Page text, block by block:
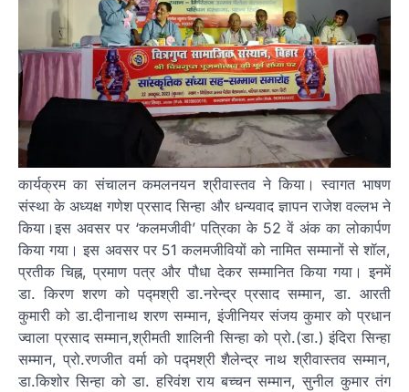
कार्यक्रम का संचालन कमलनयन श्रीवास्तव ने किया। स्वागत भाषण
संस्था के अध्यक्ष गणेश प्रसाद सिन्हा और धन्यवाद ज्ञापन राजेश वल्लभ ने
किया।इस अवसर पर ‘कलमजीवी’ पत्रिका के 52 वें अंक का लोकार्पण
किया गया। इस अवसर पर 51 कलमजीवियों को नामित सम्मानों से शॉल,
प्रतीक चिह्न, प्रमाण पत्र और पौधा देकर सम्मानित किया गया। इनमें
डा. किरण शरण को पद्मश्री डा.नरेन्द्र प्रसाद सम्मान, डा. आरती
कुमारी को डा.दीनानाथ शरण सम्मान, इंजीनियर संजय कुमार को प्रधान
ज्वाला प्रसाद सम्मान,श्रीमती शालिनी सिन्हा को प्रो.(डा.) इंदिरा सिन्हा
सम्मान, प्रो.रणजीत वर्मा को पद्मश्री शैलेन्द्र नाथ श्रीवास्तव सम्मान,
डा.किशोर सिन्हा को डा. हरिवंश राय बच्चन सम्मान, सुनील कुमार तंग